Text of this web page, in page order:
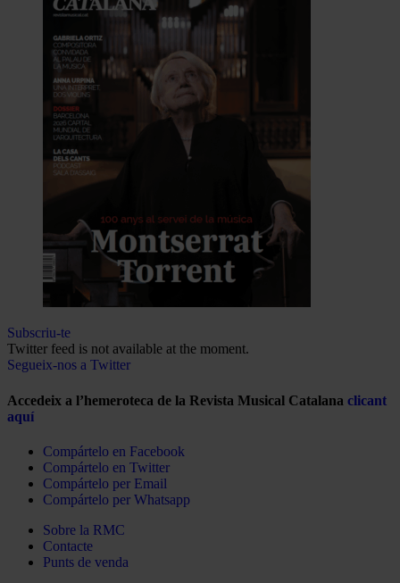
Subscriu-te
Twitter feed is not available at the moment.
Segueix-nos a Twitter
Accedeix a l’hemeroteca de la Revista Musical Catalana clicant
aquí
Compártelo en Facebook
Compártelo en Twitter
Compártelo per Email
Compártelo per Whatsapp
Sobre la RMC
Contacte
Punts de venda